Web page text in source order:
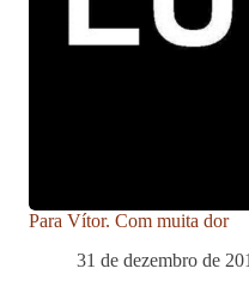
Para Vítor. Com muita dor
31 de dezembro de